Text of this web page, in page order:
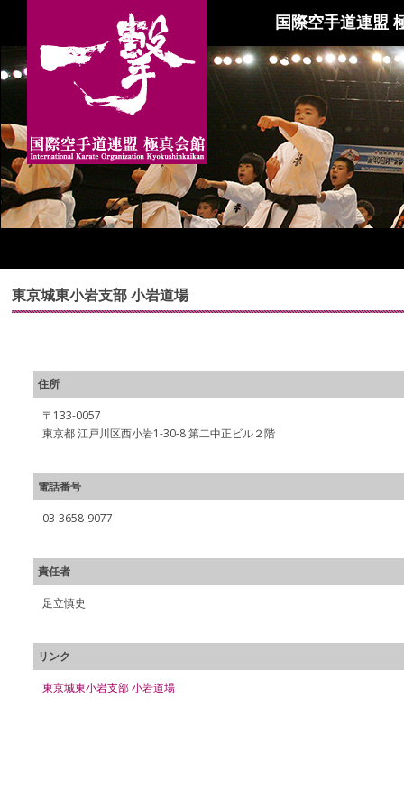
国際空手道連盟
東京城東小岩支部 小岩道場
住所
〒133-0057
東京都 江戸川区西小岩1-30-8 第二中正ビル２階
電話番号
03-3658-9077
責任者
足立慎史
リンク
東京城東小岩支部 小岩道場